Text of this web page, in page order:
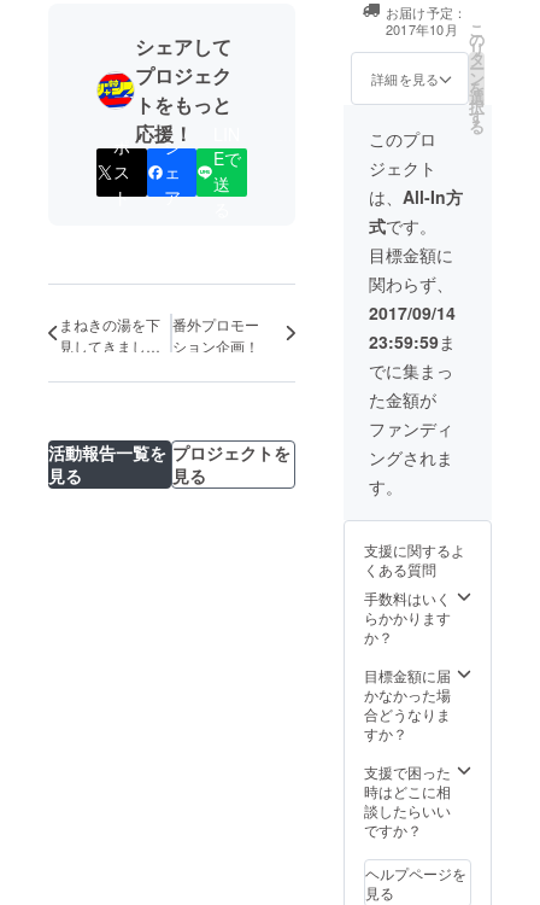
シェアして
プロジェク
トをもっと
応援！
ポ
ス
ト
シ
ェ
ア
Eで
送
まねきの湯を下
見してきまし
番外プロモー
ション企画！
活動報告一覧を
見る
プロジェクトを
見る
ス!! （コースを
１種類選べま
大盛況新聞！ ・
劇団Ｔシャツ ・
東京ジャンクZと
楽しむ!お食事会
にご招待! ・畑田
メモ付き台本！
・劇団初の試み!
東京ジャンクZの
公演年間パス
ポート!! ・劇団
員の特別なおも
てなし!フルコー
ス!! （コースを
２種類選べま
す。）
品ブロマイド ・
ホームページに
スペシャルサン
クスとしてお名
「東京ジャンク
ショー’17夏」ド
キュメント
DVD！ ・ジャン
クＺのコアな
ファン垂涎！今
回限りの発行！
大盛況新聞！ ・
劇団Ｔシャツ ・
楽しむ!お食事会
にご招待! ・畑田
哲大が使用した
メモ付き台本！
・劇団初の試み!
公演年間パス
ポート!! ・劇団
員の特別なおも
てなし!フルコー
ス!! （コースを
２種類選べま
す。） ・あなた
のためだけに公
演やります！特
別公演にご招
が振舞うゴー
ゴーゴーゴー
ゴーゴーカ
レー！！
お届け予定：
2017年10月
詳細を見る
こ
の
リ
タ
ー
ン
を
選
択
す
る
このプロ
ジェクト
は、 All-In方
式です。
目標金額に
関わらず、
2017/09/14
23:59:59ま
でに集まっ
た金額が
ファンディ
ングされま
す。
支援に関するよ
くある質問
手数料はいく
らかかります
か？
目標金額に届
かなかった場
合どうなりま
すか？
支援で困った
時はどこに相
談したらいい
ですか？
ヘルプページを
見る